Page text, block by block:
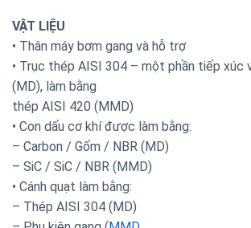
VẬT LIỆU
• Thân máy bơm gang và hỗ trợ
• Trục thép AISI 304 – một phần tiếp xúc
(MD), làm bằng
thép AISI 420 (MMD)
• Con dấu cơ khí được làm bằng:
– Carbon / Gốm / NBR (MD)
– SiC / SiC / NBR (MMD)
• Cánh quạt làm bằng:
– Thép AISI 304 (MD)